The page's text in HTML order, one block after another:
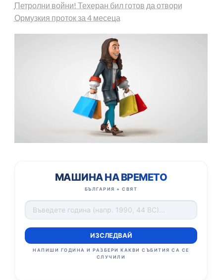
Петролни войни! Техеран бил готов да отвори
Ормузкия проток за 4 месеца
МАШИНА НА ВРЕМЕТО
БЪЛГАРИЯ + СВЯТ
ИЗСЛЕДВАЙ
НАПИШИ ГОДИНА И РАЗБЕРИ КАКВИ СЪБИТИЯ СА СЕ
СЛУЧИЛИ